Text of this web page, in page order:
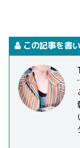
この記事を書